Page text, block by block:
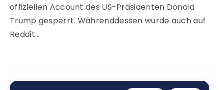
offiziellen Account des US-Präsidenten Donald
Trump gesperrt. Währenddessen wurde auch auf
Reddit…